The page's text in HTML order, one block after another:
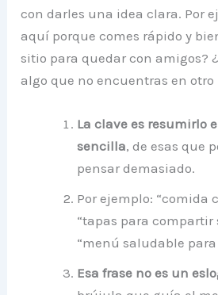
con darles una idea clara. Por
aquí porque comes rápido y
sitio para quedar con amigos?
algo que no encuentras en otro
La clave es resumirlo
sencilla, de esas que
pensar demasiado.
Por ejemplo: “comida
“tapas para compartir
“menú saludable
Esa frase no es un